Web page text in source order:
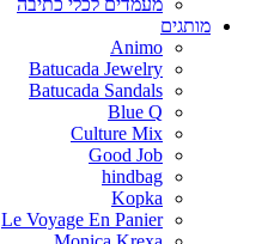
מותגים
Animo
Batucada Jewelry
Batucada Sandals
Blue Q
Culture Mix
Good Job
hindbag
Kopka
Le Voyage En Panier